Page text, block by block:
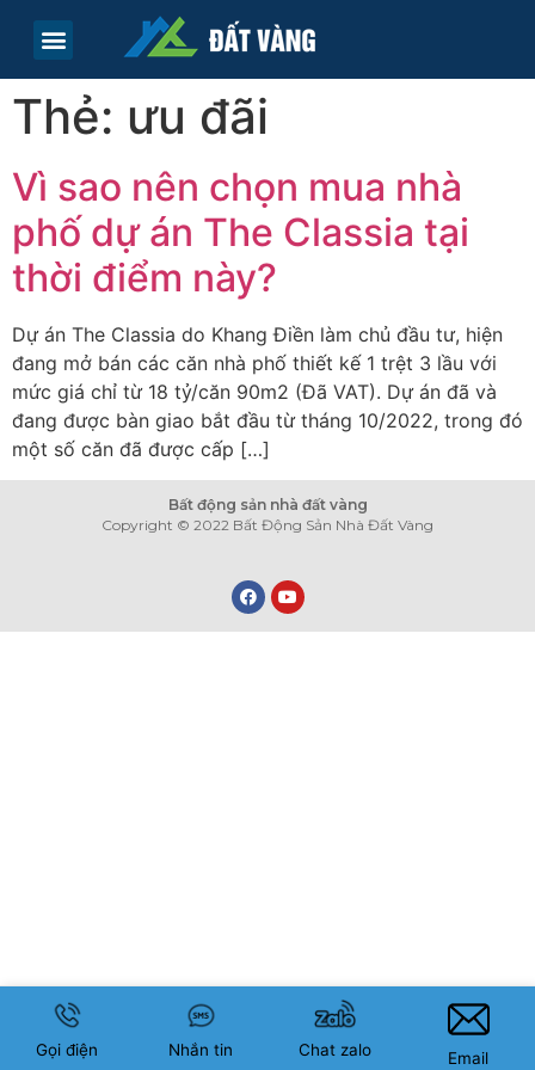
Thẻ: ưu đãi
Vì sao nên chọn mua nhà
phố dự án The Classia tại
thời điểm này?
Dự án The Classia do Khang Điền làm chủ đầu tư, hiện
đang mở bán các căn nhà phố thiết kế 1 trệt 3 lầu với
mức giá chỉ từ 18 tỷ/căn 90m2 (Đã VAT). Dự án đã và
đang được bàn giao bắt đầu từ tháng 10/2022, trong đó
một số căn đã được cấp […]
Bất động sản nhà đất vàng
Copyright © 2022 Bất Động Sản Nhà Đất Vàng
Gọi điện Nhắn tin Chat zalo Email